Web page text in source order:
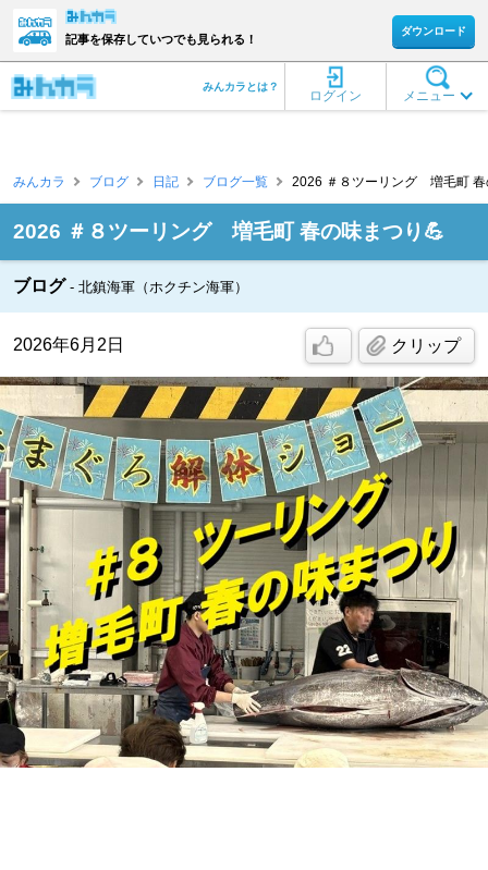
記事を保存していつでも見られる！
ダウンロード
メニュー
ログイン
みんカラとは？
みんカラ ブログ 日記 ブログ一覧 2026 ＃８ツーリング 増毛町 春
2026 ＃８ツーリング 増毛町 春の味まつり💪
ブログ 北鎮海軍（ホクチン海軍）
2026年6月2日 クリップ